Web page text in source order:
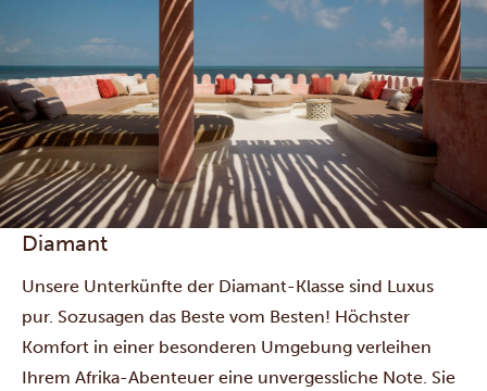
Diamant
Unsere Unterkünfte der Diamant-Klasse sind Luxus
pur. Sozusagen das Beste vom Besten! Höchster
Komfort in einer besonderen Umgebung verleihen
Ihrem Afrika-Abenteuer eine unvergessliche Note. Sie